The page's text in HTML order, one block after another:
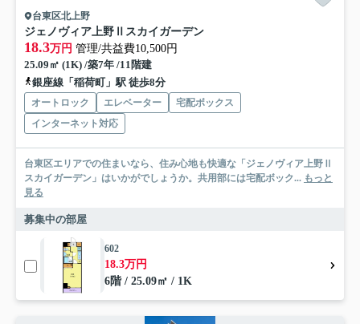
台東区北上野
ジェノヴィア上野Ⅱスカイガーデン
18.3万円 管理/共益費10,500円
25.09㎡ (1K) /築7年 /11階建
銀座線「稲荷町」駅 徒歩8分
オートロック エレベーター
宅配ボックス
インターネット対応
台東区エリアでの住まいなら、住み心地も快適な「ジェノヴィア上野Ⅱ
スカイガーデン」はいかがでしょうか。共用部には宅配ボック... もっと
見る
募集中の部屋
602
18.3万円
6階 / 25.09㎡ / 1K